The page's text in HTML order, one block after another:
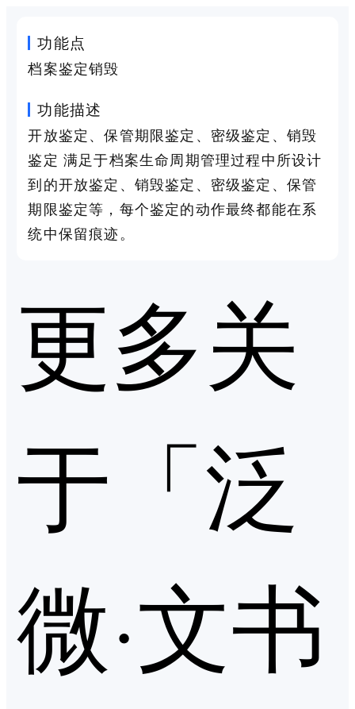
功能点
档案鉴定销毁
功能描述
开放鉴定、保管期限鉴定、密级鉴定、销毁
鉴定 满足于档案生命周期管理过程中所设计
到的开放鉴定、销毁鉴定、密级鉴定、保管
期限鉴定等，每个鉴定的动作最终都能在系
统中保留痕迹。
更多关
于「泛
微·文书